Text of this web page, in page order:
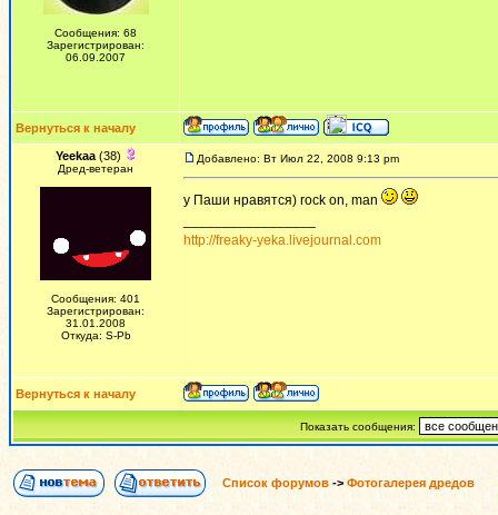
Сообщения: 68
Зарегистрирован:
06.09.2007
Вернуться к началу
Yeekaa(38)
Дред-ветеран
Сообщения: 401
Зарегистрирован:
31.01.2008
Откуда: S-Pb
Добавлено: Вт Июл 22, 2008 9:13 pm
у Паши нравятся) rock on, man
http://freaky-yeka.livejournal.com
Вернуться к началу
Показать сообщения:
Список форумов -> Фотогалерея дредов